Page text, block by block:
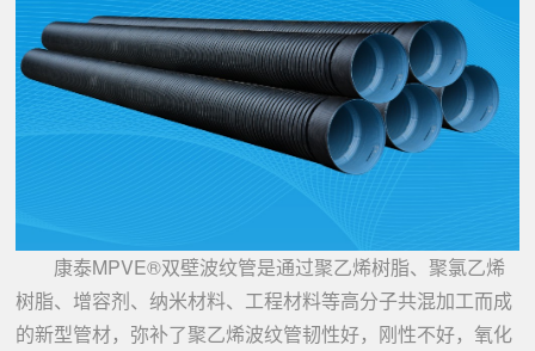
康泰MPVE®双壁波纹管是通过聚乙烯树脂、聚氯乙烯
树脂、增容剂、纳米材料、工程材料等高分子共混加工而成
的新型管材，弥补了聚乙烯波纹管韧性好，刚性不好，氧化